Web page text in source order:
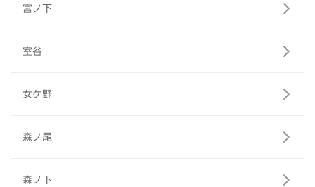
宮ノ下
室谷
女ケ野
森ノ尾
森ノ下